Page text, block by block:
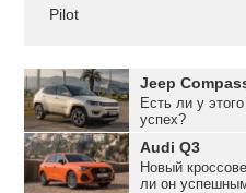
Pilot
Jeep
Есть ли у
успех?
Audi Q3
Новый
ли он